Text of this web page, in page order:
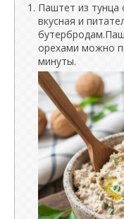
Паштет из тунца
вкусная и
орехами можно
минуты.